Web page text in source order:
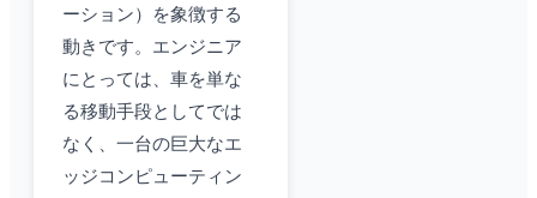
ーション）を象徴する
動きです。エンジニア
にとっては、車を単な
る移動手段としてでは
なく、一台の巨大なエ
ッジコンピューティン